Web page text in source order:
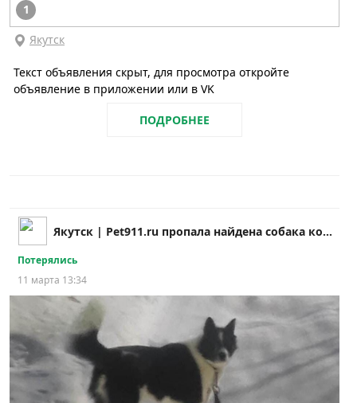
1
Якутск
Текст объявления скрыт, для просмотра откройте
объявление в приложении или в VK
ПОДРОБНЕЕ
Якутск | Pet911.ru пропала найдена собака кошка
Потерялись
11 марта 13:34